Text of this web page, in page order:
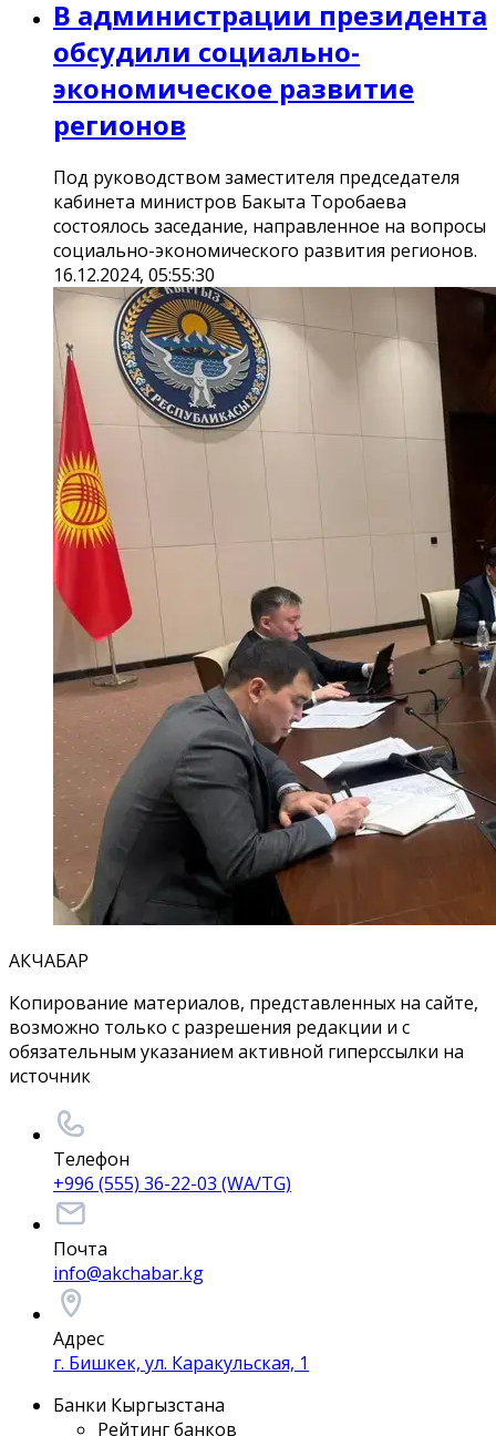
В администрации президента
обсудили социально-
экономическое развитие
регионов
Под руководством заместителя председателя
кабинета министров Бакыта Торобаева
состоялось заседание, направленное на вопросы
социально-экономического развития регионов.
16.12.2024, 05:55:30
АКЧАБАР
Копирование материалов, представленных на сайте,
возможно только с разрешения редакции и с
обязательным указанием активной гиперссылки на
источник
Телефон
+996 (555) 36-22-03 (WA/TG)
Почта
info@akchabar.kg
Адрес
г. Бишкек, ул. Каракульская, 1
Банки Кыргызстана
Рейтинг банков